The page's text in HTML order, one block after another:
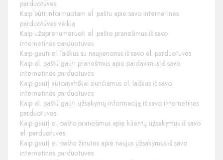
parduotuvės
Kaip būti informuotam el. paštu apie savo internetinės
parduotuvės veiklą
Kaip užsiprenumeruoti el. pašto pranešimus iš savo
internetinės parduotuvės
Kaip gauti el. laiškus su naujienomis iš savo el. parduotuvės
Kaip el. paštu gauti pranešimus apie pardavimus iš savo
internetinės parduotuvės
Kaip gauti automatiškai siunčiamus el. laiškus iš savo
internetinės parduotuvės
Kaip el. paštu gauti užsakymų informaciją iš savo internetinės
parduotuvės
Kaip gauti el. pašto pranešimus apie klientų užsakymus iš savo
el. parduotuvės
Kaip gauti el. pašto žinutes apie naujus užsakymus iš savo
internetinės parduotuvės